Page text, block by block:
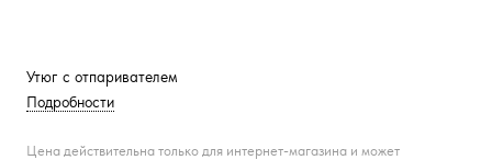
Утюг с отпаривателем
Подробности
Цена действительна только для интернет-магазина и может